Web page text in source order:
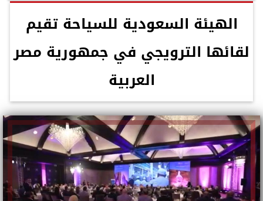
الهيئة السعودية للسياحة تقيم
لقائها الترويجي في جمهورية مصر
العربية